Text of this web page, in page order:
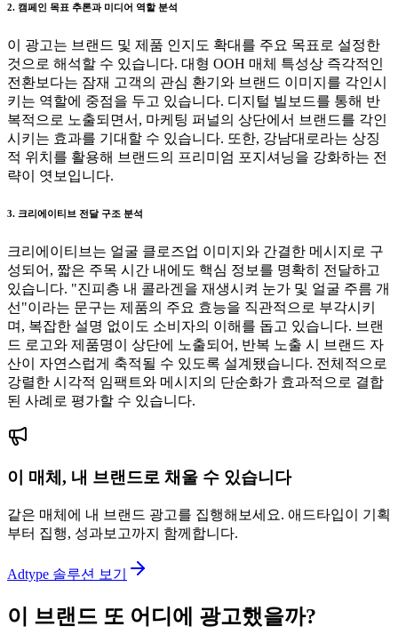
2. 캠페인 목표 추론과 미디어 역할 분석
이 광고는 브랜드 및 제품 인지도 확대를 주요 목표로 설정한
것으로 해석할 수 있습니다. 대형 OOH 매체 특성상 즉각적인
전환보다는 잠재 고객의 관심 환기와 브랜드 이미지를 각인시
키는 역할에 중점을 두고 있습니다. 디지털 빌보드를 통해 반
복적으로 노출되면서, 마케팅 퍼널의 상단에서 브랜드를 각인
시키는 효과를 기대할 수 있습니다. 또한, 강남대로라는 상징
적 위치를 활용해 브랜드의 프리미엄 포지셔닝을 강화하는 전
략이 엿보입니다.
3. 크리에이티브 전달 구조 분석
크리에이티브는 얼굴 클로즈업 이미지와 간결한 메시지로 구
성되어, 짧은 주목 시간 내에도 핵심 정보를 명확히 전달하고
있습니다. "진피층 내 콜라겐을 재생시켜 눈가 및 얼굴 주름 개
선"이라는 문구는 제품의 주요 효능을 직관적으로 부각시키
며, 복잡한 설명 없이도 소비자의 이해를 돕고 있습니다. 브랜
드 로고와 제품명이 상단에 노출되어, 반복 노출 시 브랜드 자
산이 자연스럽게 축적될 수 있도록 설계됐습니다. 전체적으로
강렬한 시각적 임팩트와 메시지의 단순화가 효과적으로 결합
된 사례로 평가할 수 있습니다.
이 매체, 내 브랜드로 채울 수 있습니다
같은 매체에 내 브랜드 광고를 집행해보세요. 애드타입이 기획
부터 집행, 성과보고까지 함께합니다.
Adtype 솔루션 보기
이 브랜드 또 어디에 광고했을까?